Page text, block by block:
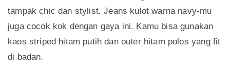
tampak chic dan stylist. Jeans kulot warna navy-mu
juga cocok kok dengan gaya ini. Kamu bisa gunakan
kaos striped hitam putih dan outer hitam polos yang fit
di badan.